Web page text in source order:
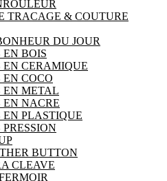
TRACAGE & COUTURE
DU JOUR
EN BOIS
EN CERAMIQUE
COCO
EN METAL
EN NACRE
EN PLASTIQUE
BUTTON
CLEAVE